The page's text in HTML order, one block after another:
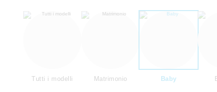
Tutti i modelli Matrimonio Baby